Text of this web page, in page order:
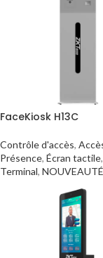
FaceKiosk H13C
Contrôle d'accès,
Présence, Écran tactile,
Terminal,